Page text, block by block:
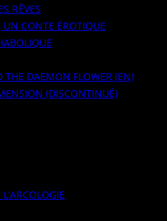
RÊVES
UN CONTE ÉROTIQUE
THE DAEMON FLOWER (EN)
(DISCONTINUÉ)